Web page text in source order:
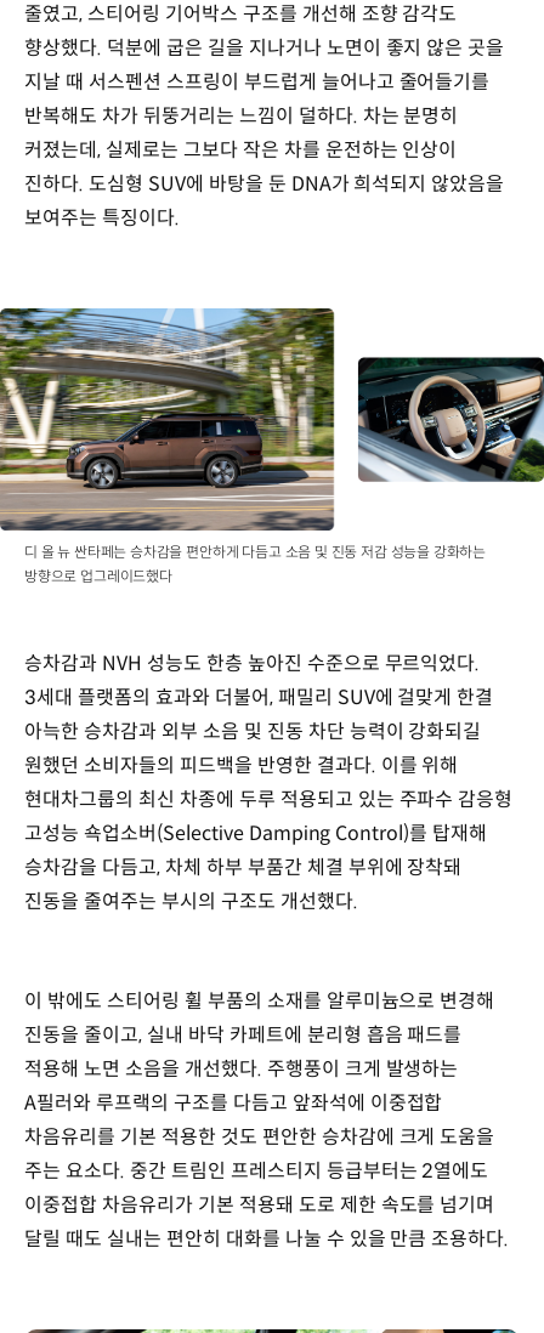
줄였고, 스티어링 기어박스 구조를 개선해 조향 감각도
향상했다. 덕분에 굽은 길을 지나거나 노면이 좋지 않은 곳을
지날 때 서스펜션 스프링이 부드럽게 늘어나고 줄어들기를
반복해도 차가 뒤뚱거리는 느낌이 덜하다. 차는 분명히
커졌는데, 실제로는 그보다 작은 차를 운전하는 인상이
진하다. 도심형 SUV에 바탕을 둔 DNA가 희석되지 않았음을
보여주는 특징이다.
디 올 뉴 싼타페는 승차감을 편안하게 다듬고 소음 및 진동 저감 성능을 강화하는
방향으로 업그레이드했다
승차감과 NVH 성능도 한층 높아진 수준으로 무르익었다.
3세대 플랫폼의 효과와 더불어, 패밀리 SUV에 걸맞게 한결
아늑한 승차감과 외부 소음 및 진동 차단 능력이 강화되길
원했던 소비자들의 피드백을 반영한 결과다. 이를 위해
현대차그룹의 최신 차종에 두루 적용되고 있는 주파수 감응형
고성능 쇽업소버(Selective Damping Control)를 탑재해
승차감을 다듬고, 차체 하부 부품간 체결 부위에 장착돼
진동을 줄여주는 부시의 구조도 개선했다.
이 밖에도 스티어링 휠 부품의 소재를 알루미늄으로 변경해
진동을 줄이고, 실내 바닥 카페트에 분리형 흡음 패드를
적용해 노면 소음을 개선했다. 주행풍이 크게 발생하는
A필러와 루프랙의 구조를 다듬고 앞좌석에 이중접합
차음유리를 기본 적용한 것도 편안한 승차감에 크게 도움을
주는 요소다. 중간 트림인 프레스티지 등급부터는 2열에도
이중접합 차음유리가 기본 적용돼 도로 제한 속도를 넘기며
달릴 때도 실내는 편안히 대화를 나눌 수 있을 만큼 조용하다.